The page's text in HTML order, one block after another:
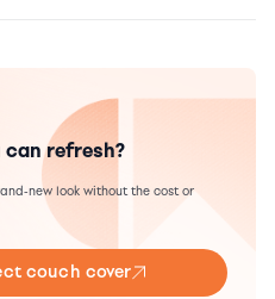
can refresh?
new look without the cost or
couch cover